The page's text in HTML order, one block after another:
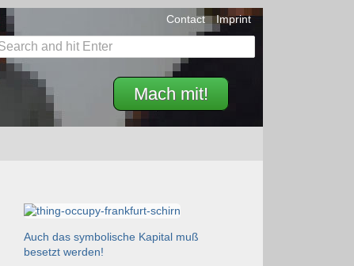
Mach mit!
Contact Imprint
Auch das symbolische Kapital muß
besetzt werden!